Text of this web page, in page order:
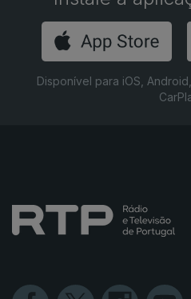
Disponível para iOS,